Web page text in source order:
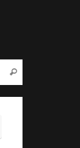
Rechercher